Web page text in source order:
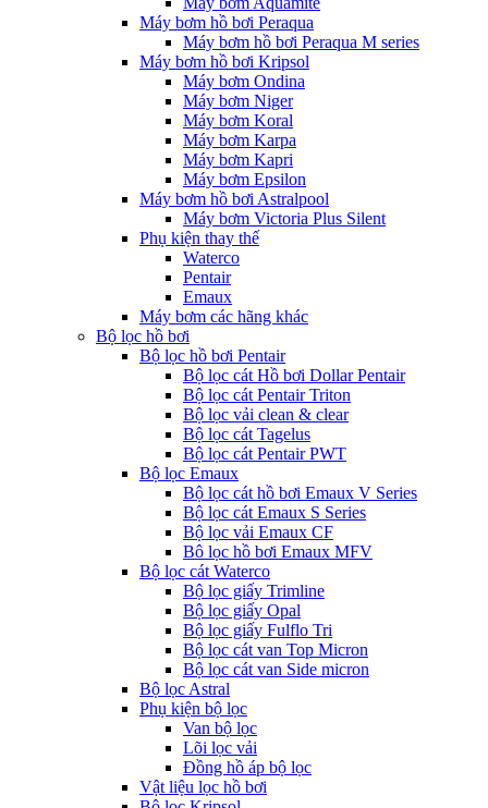
Máy bơm hồ bơi Peraqua
Máy bơm hồ bơi Peraqua M series
Máy bơm hồ bơi Kripsol
Máy bơm Ondina
Máy bơm Niger
Máy bơm Koral
Máy bơm Karpa
Máy bơm Kapri
Máy bơm Epsilon
Máy bơm hồ bơi Astralpool
Máy bơm Victoria Plus Silent
Phụ kiện thay thế
Waterco
Pentair
Emaux
Máy bơm các hãng khác
Bộ lọc hồ bơi
Bộ lọc hồ bơi Pentair
Bộ lọc cát Hồ bơi Dollar Pentair
Bộ lọc cát Pentair Triton
Bộ lọc vải clean & clear
Bộ lọc cát Tagelus
Bộ lọc cát Pentair PWT
Bộ lọc Emaux
Bộ lọc cát hồ bơi Emaux V Series
Bộ lọc cát Emaux S Series
Bộ lọc vải Emaux CF
Bô lọc hồ bơi Emaux MFV
Bộ lọc cát Waterco
Bộ lọc giấy Trimline
Bộ lọc giấy Opal
Bộ lọc giấy Fulflo Tri
Bộ lọc cát van Top Micron
Bộ lọc cát van Side micron
Bộ lọc Astral
Phụ kiện bộ lọc
Van bộ lọc
Lõi lọc vải
Đồng hồ áp bộ lọc
Vật liệu lọc hồ bơi